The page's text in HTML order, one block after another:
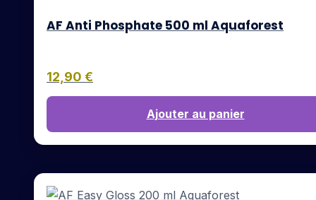
AF Anti Phosphate 500 ml Aquaforest
12,90 €
Ajouter au panier